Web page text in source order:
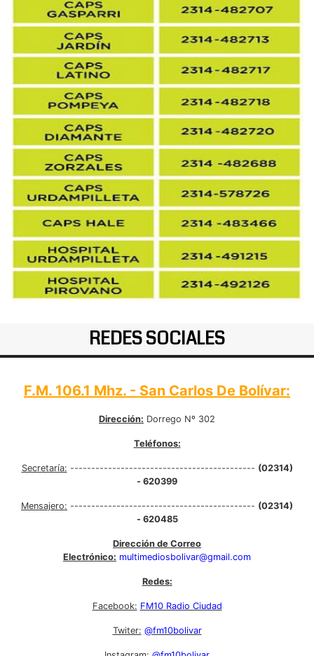
REDES SOCIALES
F.M. 106.1 Mhz. - San Carlos De Bolívar:
Dirección: Dorrego Nº 302
Teléfonos:
Secretaría: -------------------------------------------- (02314)
- 620399
Mensajero: -------------------------------------------- (02314)
- 620485
Dirección de Correo
Electrónico: multimediosbolivar@gmail.com
Redes:
Facebook: FM10 Radio Ciudad
Twiter: @fm10bolivar